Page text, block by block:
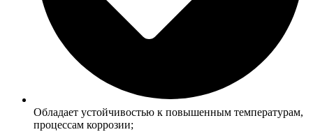
Обладает устойчивостью к повышенным температурам,
процессам коррозии;